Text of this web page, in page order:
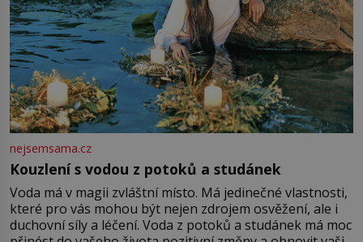
nejsemsama.cz
Kouzlení s vodou z potoků a studánek
Voda má v magii zvláštní místo. Má jedinečné vlastnosti,
které pro vás mohou být nejen zdrojem osvěžení, ale i
duchovní síly a léčení. Voda z potoků a studánek má moc